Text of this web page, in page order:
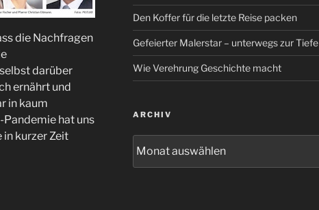
die Nachfragen
darüber
ernährt und
in kaum
Pandemie hat uns
kurzer Zeit
Den Koffer für die letzte Reise packen
Gefeierter Malerstar – unterwegs zur Tiefe
Wie Verehrung Geschichte macht
ARCHIV